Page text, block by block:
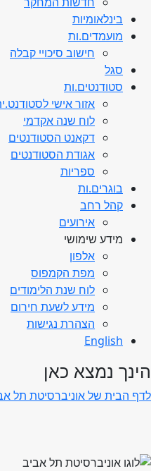
בינלאומיות
מועמדים.ות
חישוב סיכויי קבלה
סגל
סטודנטים.ות
אזור אישי
לוח שנה אקדמי
דקאנט הסטודנטים
אגודת הסטודנטים
ספריות
בוגרים.ות
קהל רחב
אירועים
מידע שימושי
אלפון
מפת הקמפוס
לוח שנת הלימודים
מידע לשעת חירום
הצהרת נגישות
English
הינך נמצא כאן
לדף הבית של אוניברסיטת תל